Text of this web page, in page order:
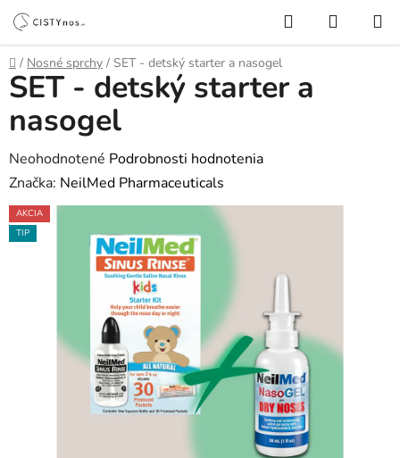
Prejsť
na
obsah
Hľadať
KOŠÍK
Domov
/ Nosné sprchy / SET - detský starter a nasogel
SET - detský starter a
nasogel
Priemerné
hodnotenie
produktu
je
Neohodnotené Podrobnosti hodnotenia
Značka: NeilMed Pharmaceuticals
AKCIA
TIP